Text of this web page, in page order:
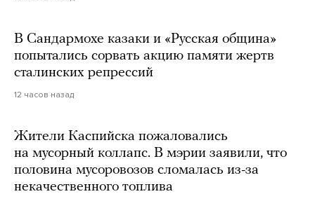
В Сандармохе казаки и «Русская община»
попытались сорвать акцию памяти жертв
сталинских репрессий
12 часов назад
Жители Каспийска пожаловались
на мусорный коллапс. В мэрии заявили, что
половина мусоровозов сломалась из-за
некачественного топлива